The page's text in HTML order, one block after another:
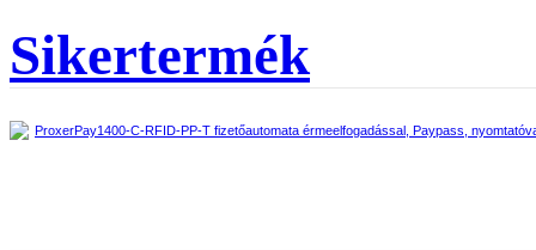
Sikertermék
ProxerPay1400-C-RFID-PP-T fizetőautomata érmeelfogadással, Paypass,